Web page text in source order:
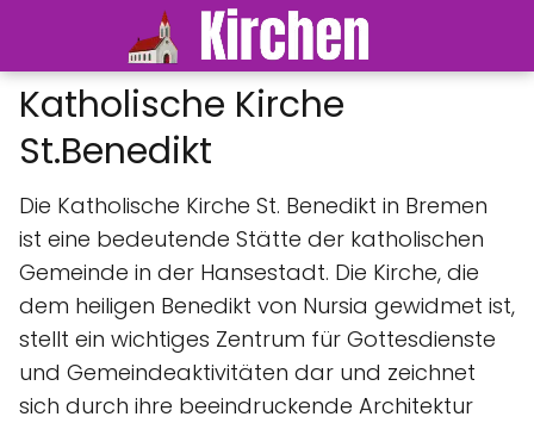
Katholische Kirche
St.Benedikt
Die Katholische Kirche St. Benedikt in Bremen
ist eine bedeutende Stätte der katholischen
Gemeinde in der Hansestadt. Die Kirche, die
dem heiligen Benedikt von Nursia gewidmet ist,
stellt ein wichtiges Zentrum für Gottesdienste
und Gemeindeaktivitäten dar und zeichnet
sich durch ihre beeindruckende Architektur